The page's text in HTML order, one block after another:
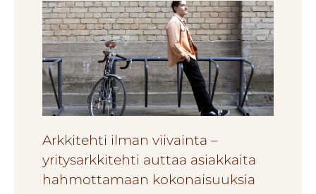
Arkkitehti ilman viivainta –
yritysarkkitehti auttaa asiakkaita
hahmottamaan kokonaisuuksia